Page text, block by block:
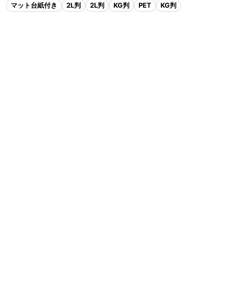
マット台紙付き
2L判 2L判 KG判 PET KG判